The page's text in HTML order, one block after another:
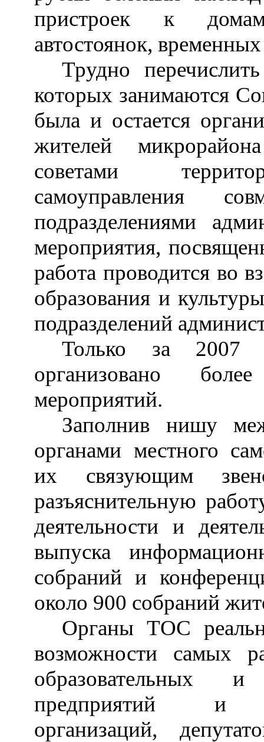
пристроек к
автостоянок,
Трудно
которых занимаются
была и остается
жителей
советами
самоуправления
подразделениями
мероприятия,
работа проводится во
образования и
подразделений
Только за 2007
организовано
мероприятий.
Заполнив нишу
органами местного
их связующим
разъяснительную
деятельности и
выпуска
собраний и
около 900 собраний
Органы ТОС
возможности самых
образовательных
предприятий и
организаций,